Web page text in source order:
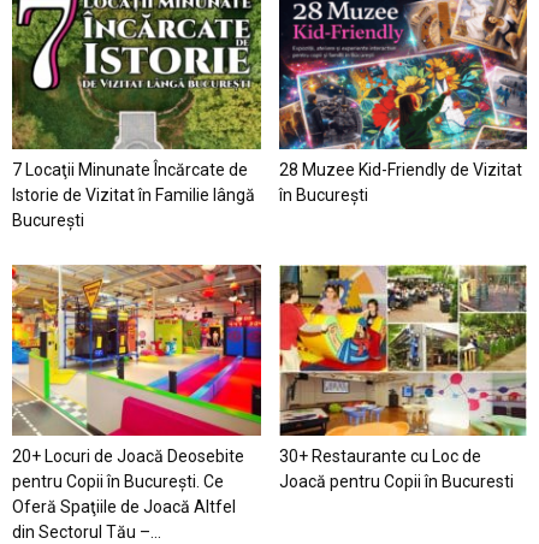
7 Locaţii Minunate Încărcate de
Istorie de Vizitat în Familie lângă
București
28 Muzee Kid-Friendly de Vizitat
în București
20+ Locuri de Joacă Deosebite
pentru Copii în Bucureşti. Ce
Oferă Spaţiile de Joacă Altfel
din Sectorul Tău –...
30+ Restaurante cu Loc de
Joacă pentru Copii în Bucuresti